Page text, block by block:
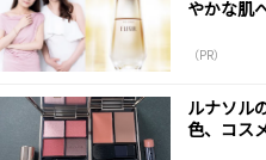
やかな肌
（PR）
ルナソル
色、コス